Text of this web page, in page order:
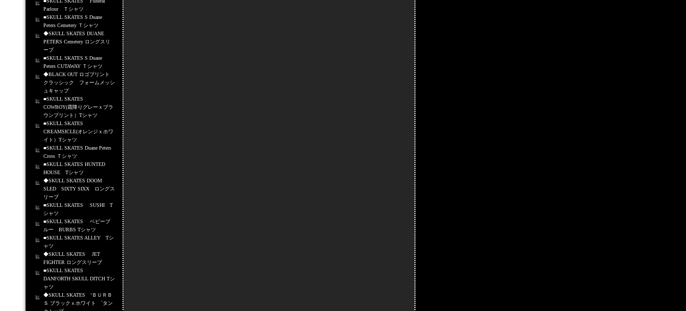
Parlour Ｔシャツ
■SKULL SKATES S Duane
Peters Cemetery Ｔシャツ
◆SKULL SKATES DUANE
PETERS Cemetery ロングスリ
ーブ
■SKULL SKATES S Duane
Peters CUTAWAY Ｔシャツ
◆BLACK OUT ロゴプリント
クラッシック フォームメッシ
ュキャップ
■SKULL SKATES
COWBOY(霜降りグレーｘブラ
ウンプリント）Tシャツ
■SKULL SKATES
CREAMSICLE(オレンジｘホワ
イト）Tシャツ
■SKULL SKATES Duane Peters
Cross Ｔシャツ
■SKULL SKATES HUNTED
HOUSE Tシャツ
◆SKULL SKATES DOOM
SLED SIXTY SIXX ロングス
リーブ
■SKULL SKATES SUSHI T
シャツ
■SKULL SKATES ベビーブ
ルー BURBS Tシャツ
■SKULL SKATES ALLEY Tシ
ャツ
◆SKULL SKATES JET
FIGHTER ロングスリーブ
■SKULL SKATES
DANFORTH SKULL DITCH Tシ
ャツ
◆SKULL SKATES ‘ＢＵＲＢ
Ｓ ブラックｘホワイト `タン